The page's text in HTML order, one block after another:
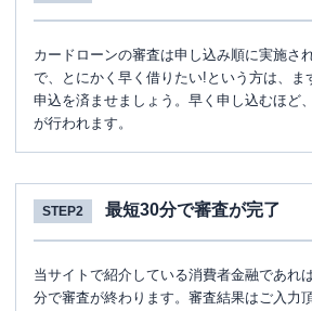
カードローンの審査は申し込み順に実施さ
で、とにかく早く借りたい!という方は、ま
申込を済ませましょう。早く申し込むほど
が行われます。
STEP2 最短30分で審査が完了
当サイトで紹介している消費者金融であれ
分で審査が終わります。審査結果はご入力